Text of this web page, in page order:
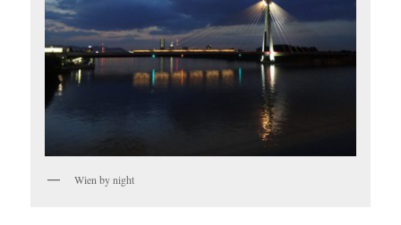
Wien by night